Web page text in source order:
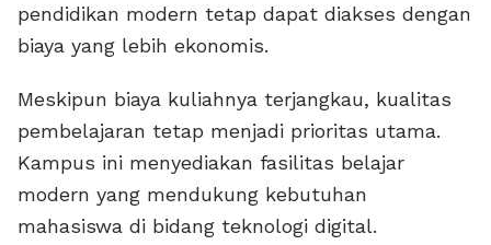
pendidikan modern tetap dapat diakses dengan
biaya yang lebih ekonomis.
Meskipun biaya kuliahnya terjangkau, kualitas
pembelajaran tetap menjadi prioritas utama.
Kampus ini menyediakan fasilitas belajar
modern yang mendukung kebutuhan
mahasiswa di bidang teknologi digital.